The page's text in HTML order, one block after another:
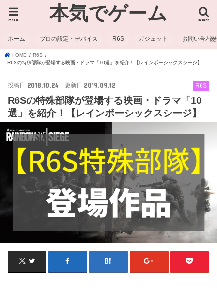
本気でゲーム search
menu
ホーム プロの設定・デバイス R6S ガジェット お問い合わせ
HOME
R6S
R6Sの特殊部隊が登場する映画・ドラマ「10選」を紹介！【レインボーシックスシージ】
R6S
2018.10.24 2019.09.12
R6Sの特殊部隊が登場する映画・ドラマ「10
選」を紹介！【レインボーシックスシージ】